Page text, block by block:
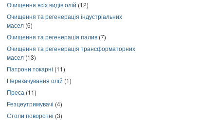
Очищення всіх видів олій (12)
Очищення та регенерація індустріальних
масел (6)
Очищення та регенерація палив (7)
Очищення та регенерація трансформаторних
масел (13)
Патрони токарні (11)
Перекачування олій (1)
Преса (11)
Резцеутримувачі (4)
Столи поворотні (3)